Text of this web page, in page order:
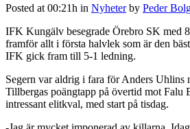
Posted at 00:21h in Nyheter by Peder
IFK Kungälv besegrade Örebro SK med
framför allt i första halvlek som är den
IFK gick fram till 5-1 ledning.
Segern var aldrig i fara för Anders Uhlins
Tillbergas poängtapp på övertid mot Falu
intressant elitkval, med start på tisdag.